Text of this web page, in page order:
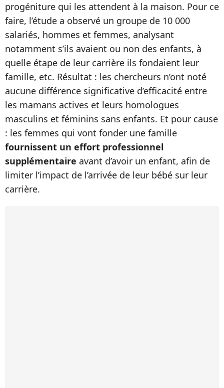
progéniture qui les attendent à la maison. Pour ce
faire, l’étude a observé un groupe de 10 000
salariés, hommes et femmes, analysant
notamment s’ils avaient ou non des enfants, à
quelle étape de leur carrière ils fondaient leur
famille, etc. Résultat : les chercheurs n’ont noté
aucune différence significative d’efficacité entre
les mamans actives et leurs homologues
masculins et féminins sans enfants. Et pour cause
: les femmes qui vont fonder une famille
fournissent un effort professionnel
supplémentaire avant d’avoir un enfant, afin de
limiter l’impact de l’arrivée de leur bébé sur leur
carrière.